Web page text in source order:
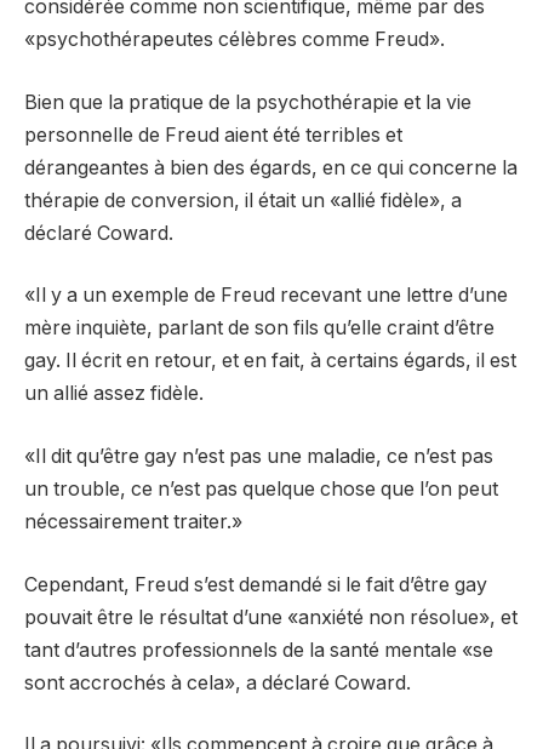
considérée comme non scientifique, même par des
«psychothérapeutes célèbres comme Freud».
Bien que la pratique de la psychothérapie et la vie
personnelle de Freud aient été terribles et
dérangeantes à bien des égards, en ce qui concerne la
thérapie de conversion, il était un «allié fidèle», a
déclaré Coward.
«Il y a un exemple de Freud recevant une lettre d’une
mère inquiète, parlant de son fils qu’elle craint d’être
gay. Il écrit en retour, et en fait, à certains égards, il est
un allié assez fidèle.
«Il dit qu’être gay n’est pas une maladie, ce n’est pas
un trouble, ce n’est pas quelque chose que l’on peut
nécessairement traiter.»
Cependant, Freud s’est demandé si le fait d’être gay
pouvait être le résultat d’une «anxiété non résolue», et
tant d’autres professionnels de la santé mentale «se
sont accrochés à cela», a déclaré Coward.